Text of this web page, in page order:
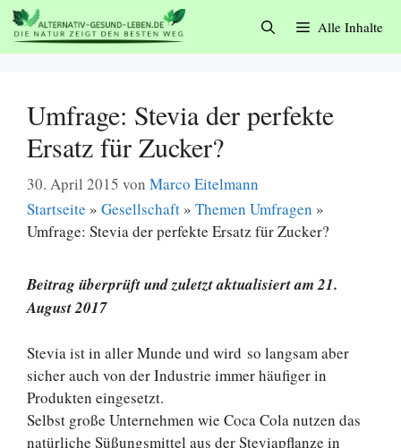
Zum
Inhalt
springen
Alle Inhalte
Umfrage: Stevia der perfekte
Ersatz für Zucker?
30. April 2015 von Marco Eitelmann
Startseite » Gesellschaft » Themen Umfragen »
Umfrage: Stevia der perfekte Ersatz für Zucker?
Beitrag überprüft und zuletzt aktualisiert am 21.
August 2017
Stevia ist in aller Munde und wird so langsam aber
sicher auch von der Industrie immer häufiger in
Produkten eingesetzt.
Selbst große Unternehmen wie Coca Cola nutzen das
natürliche Süßungsmittel aus der Steviapflanze in